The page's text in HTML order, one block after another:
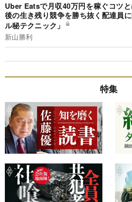
Uber Eatsで月収40万円を稼ぐコツ
後の生き残り競争を勝ち抜く配達員
ル秘テクニック」
新山勝利
特集